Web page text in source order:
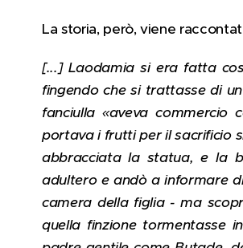
La storia, però, viene
[...] Laodamia si era fatta
fingendo che si trattasse di
fanciulla «aveva
portava i frutti per il sacrificio
abbracciata la statua, e la
adultero e andò a informare
camera della figlia - ma
quella finzione tormentasse